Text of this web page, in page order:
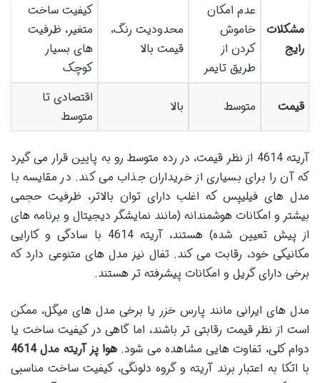
مشکلات
رایج
عدم امکان
خاموش
کردن از
طریق تایمر
محدودیت رنگ،
قیمت بالا
کیفیت ساخت
متغیر، ظرفیت
های بسیار
کوچک
قیمت متوسط بالا
اقتصادی تا
متوسط
آریته 4614 از نظر قیمت، در رده متوسط رو به پایین قرار می گیرد
که آن را برای بسیاری از خریداران جذاب می کند. در مقایسه با
مدل های فیلیپس که اغلب دارای توان بالاتر، ظرفیت حجمی
بیشتر و امکانات هوشمندانه (مانند نمایشگر دیجیتال و برنامه های
از پیش تعیین شده) هستند، آریته 4614 با سادگی و کارایی
مکانیکی خود، رقابت می کند. تفال نیز مدل های متنوعی دارد که
برخی دارای گریل و امکانات پیشرفته تر هستند.
مدل های ایرانی مانند پارس خزر یا برخی مدل های میگل، ممکن
است از نظر قیمت رقابتی تر باشند، اما گاهی در کیفیت ساخت یا
دوام کلی، تفاوت هایی مشاهده می شود. هوا پز آریته مدل 4614
با اتکا به اعتبار برند آریته و گروه دلونگی، کیفیت ساخت مناسبی